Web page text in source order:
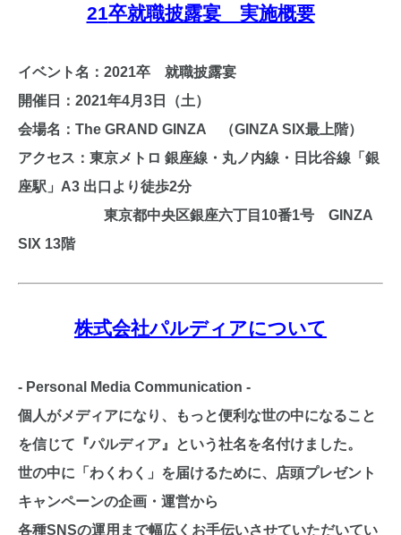
21卒就職披露宴 実施概要
イベント名：2021卒 就職披露宴
開催日：2021年4月3日（土）
会場名：The GRAND GINZA （GINZA SIX最上階）
アクセス：東京メトロ 銀座線・丸ノ内線・日比谷線「銀
座駅」A3 出口より徒歩2分
東京都中央区銀座六丁目10番1号 GINZA
SIX 13階
株式会社パルディアについて
‐ Personal Media Communication ‐
個人がメディアになり、もっと便利な世の中になること
を信じて『パルディア』という社名を名付けました。
世の中に「わくわく」を届けるために、店頭プレゼント
キャンペーンの企画・運営から
各種SNSの運用まで幅広くお手伝いさせていただいてい